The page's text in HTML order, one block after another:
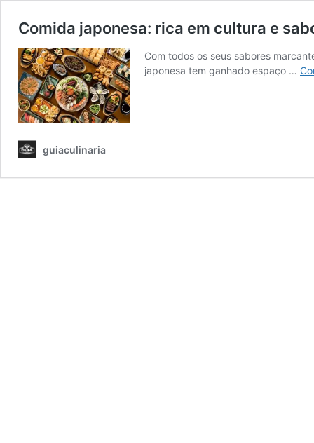
Comida japonesa: rica em cultura e
Com todos os seus sabores
japonesa tem ganhado espaço …
guiaculinaria